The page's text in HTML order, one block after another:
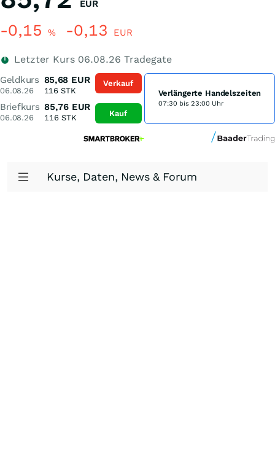
EUR
-0,15 % -0,13 EUR
Letzter Kurs 06.08.26 Tradegate
Geldkurs
06.08.26
85,68 EUR
116 STK
Briefkurs
06.08.26
85,76 EUR
116STK
Verkauf
Kauf
Verlängerte Handelszeiten
07:30 bis 23:00 Uhr
Kurse, Daten, News & Forum